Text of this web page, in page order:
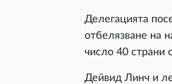
Делегацията
отбелязване на
число 40 страни
Дейвид Линч и